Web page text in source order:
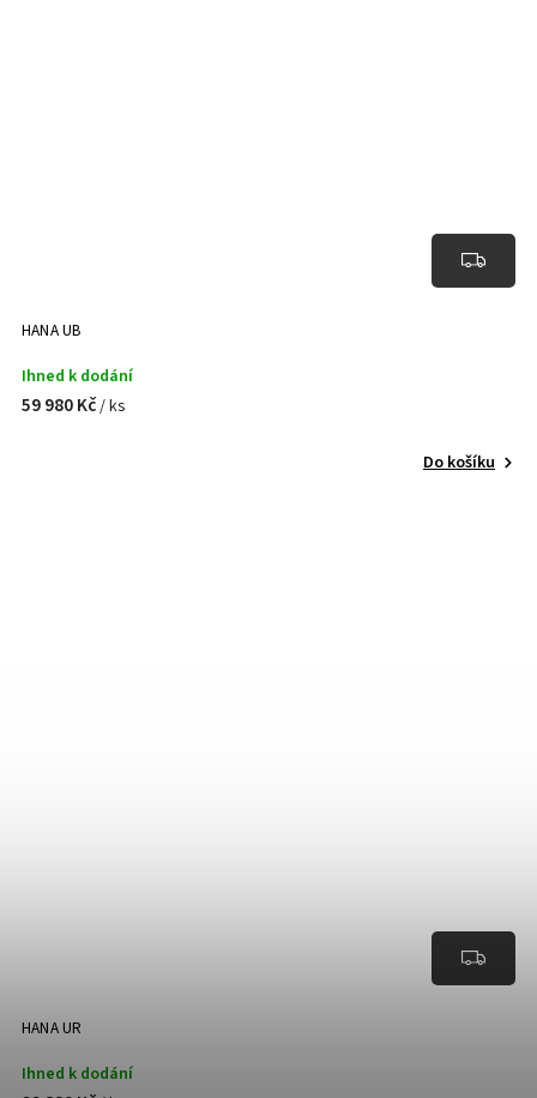
HANA UB
Ihned k dodání
59 980 Kč/ ks
Do košíku
HANA UR
Ihned k dodání